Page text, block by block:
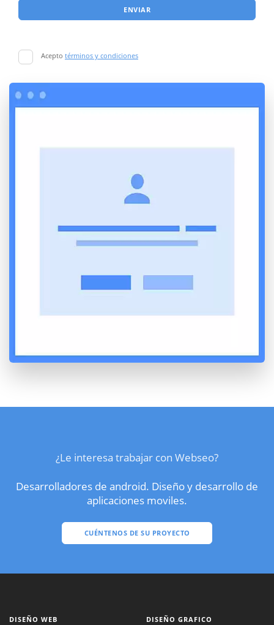
ENVIAR
Acepto términos y condiciones
¿Le interesa trabajar con Webseo?
Desarrolladores de android. Diseño y desarrollo de
aplicaciones moviles.
CUÉNTENOS DE SU PROYECTO
DISEÑO WEB DISEÑO GRAFICO